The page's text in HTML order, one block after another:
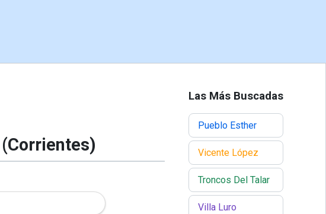
Las Más Buscadas
Pueblo Esther
Vicente López
Troncos Del Talar
Villa Luro